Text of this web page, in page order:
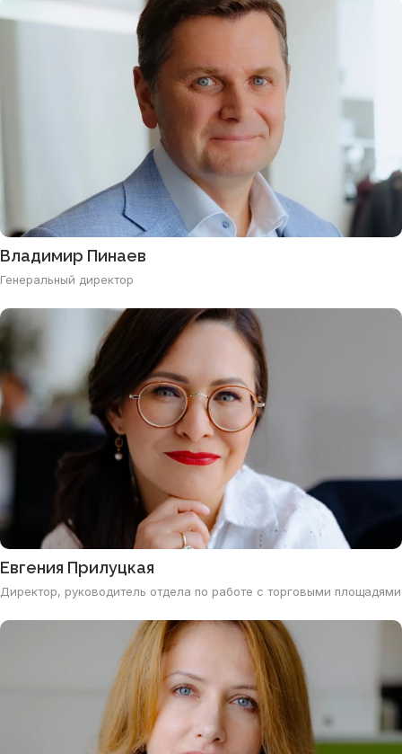
Владимир Пинаев
Генеральный директор
Евгения Прилуцкая
Директор, руководитель отдела по работе с торговыми площадями